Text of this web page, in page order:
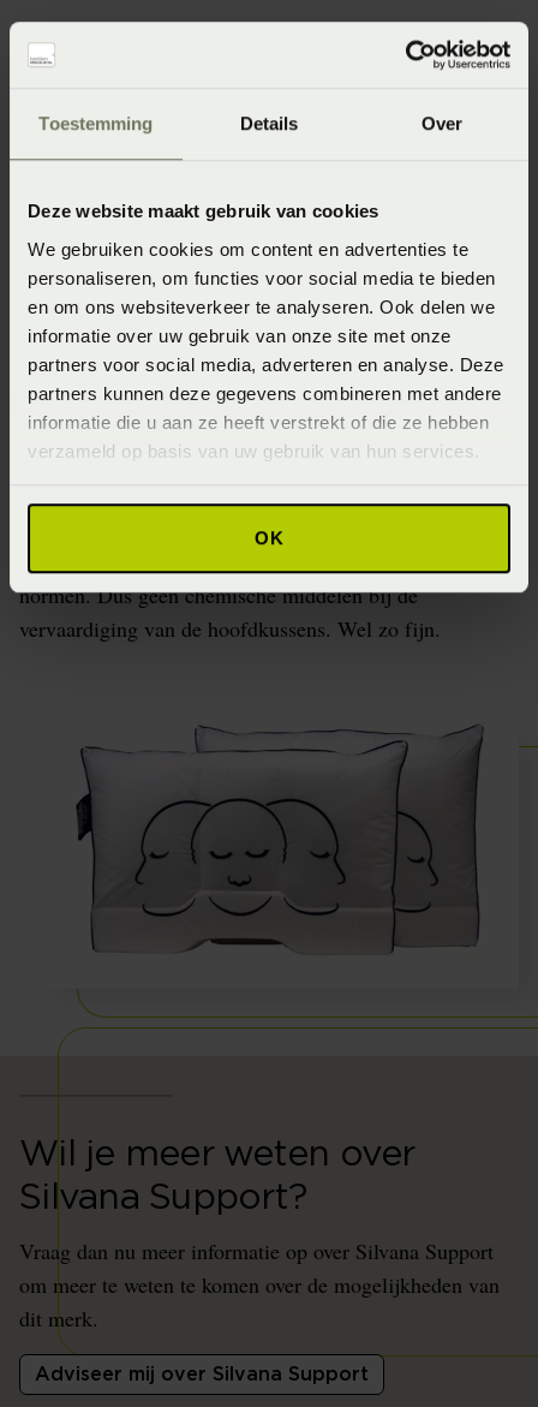
Toestemming Details Over
Deze website maakt gebruik van cookies
We gebruiken cookies om content en advertenties te
personaliseren, om functies voor social media te bieden
en om ons websiteverkeer te analyseren. Ook delen we
informatie over uw gebruik van onze site met onze
partners voor social media, adverteren en analyse. Deze
partners kunnen deze gegevens combineren met andere
informatie die u aan ze heeft verstrekt of die ze hebben
verzameld op basis van uw gebruik van hun services.
OK
Silvana producten worden enkel samengesteld uit
synthetische merkvezels gebruikt waardoor Silvana
kussens een sterk verbeterde isolatie en vochtregulatie
kennen ten opzichte van reguliere kussens. Alle Silvana
producten worden in Nederland geproduceerd. Hier
komen alleen vakmensen aan te pas met jarenlange
ervaring én gevoel voor kwaliteit. Silvana maakt hierbij
gebruik van de laatste productietechnieken en meest
hoogwaardige materialen. Alleen op deze manier is
gegarandeerd. Hiernaast voldoet het hele productieproces
normen. Dus geen chemische middelen bij de
vervaardiging van de hoofdkussens. Wel zo fijn.
Wil je meer weten over
Silvana Support?
Vraag dan nu meer informatie op over Silvana Support
om meer te weten te komen over de mogelijkheden van
dit merk.
Adviseer mij over Silvana Support